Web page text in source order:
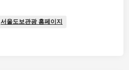
서울도보관광 홈페이지